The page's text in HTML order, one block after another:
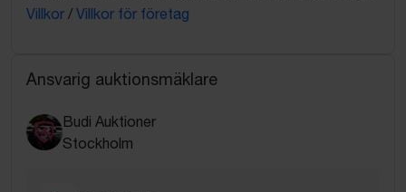
Villkor / Villkor för företag
Ansvarig auktionsmäklare
Budi Auktioner
Stockholm